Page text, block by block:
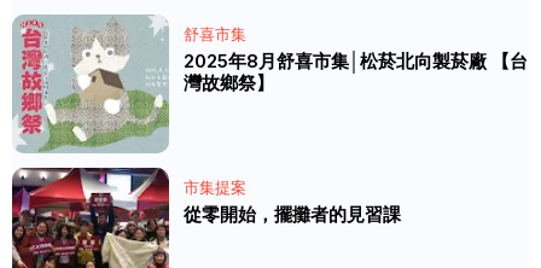
舒喜市集
2025年8月舒喜市集│松菸北向製菸廠 【台
灣故鄉祭】
市集提案
從零開始，擺攤者的見習課